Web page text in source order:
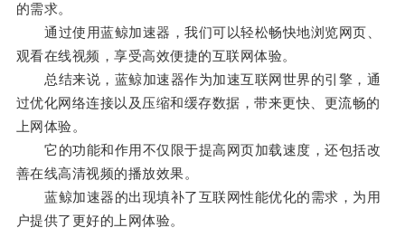
的需求。
通过使用蓝鲸加速器，我们可以轻松畅快地浏览网页、
观看在线视频，享受高效便捷的互联网体验。
总结来说，蓝鲸加速器作为加速互联网世界的引擎，通
过优化网络连接以及压缩和缓存数据，带来更快、更流畅的
上网体验。
它的功能和作用不仅限于提高网页加载速度，还包括改
善在线高清视频的播放效果。
蓝鲸加速器的出现填补了互联网性能优化的需求，为用
户提供了更好的上网体验。